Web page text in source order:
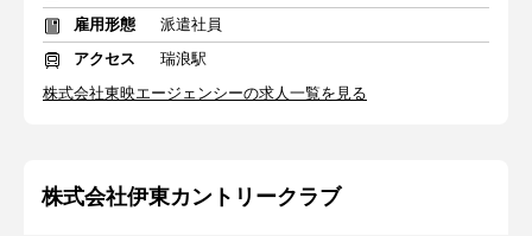
雇用形態
派遣社員
アクセス
瑞浪駅
株式会社東映エージェンシーの求人一覧を見る
株式会社伊東カントリークラブ